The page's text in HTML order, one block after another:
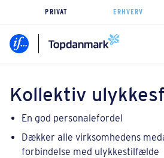
PRIVAT ERHVERV
Kollektiv
En god personalefordel
Dækker alle virksomhedens
forbindelse med ulykkestilfælde